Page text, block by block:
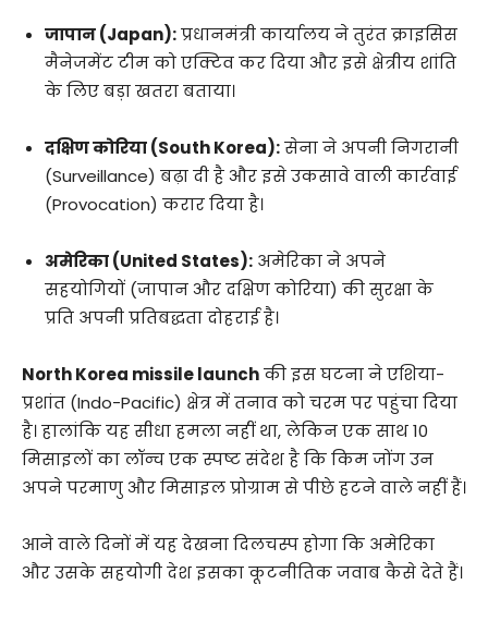
जापान (Japan):प्रधानमंत्री कार्यालय ने तुरंत क्राइसिस
मैनेजमेंट टीम को एक्टिव कर दिया और इसे क्षेत्रीय शांति
के लिए बड़ा खतरा बताया।
दक्षिण कोरिया (South Korea):सेना ने अपनी निगरानी
(Surveillance) बढ़ा दी है और इसे उकसावे वाली कार्रवाई
(Provocation) करार दिया है।
अमेरिका (United States): अमेरिका ने अपने
सहयोगियों (जापान और दक्षिण कोरिया) की सुरक्षा के
प्रति अपनी प्रतिबद्धता दोहराई है।
North Korea missile launchकी इस घटना ने एशिया-
प्रशांत (Indo-Pacific) क्षेत्र में तनाव को चरम पर पहुंचा दिया
है। हालांकि यह सीधा हमला नहीं था, लेकिन एक साथ 10
मिसाइलों का लॉन्च एक स्पष्ट संदेश है कि किम जोंग उन
अपने परमाणु और मिसाइल प्रोग्राम से पीछे हटने वाले नहीं हैं।
आने वाले दिनों में यह देखना दिलचस्प होगा कि अमेरिका
और उसके सहयोगी देश इसका कूटनीतिक जवाब कैसे देते हैं।